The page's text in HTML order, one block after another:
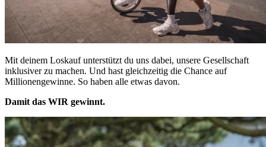
Mit deinem Loskauf unterstützt du uns dabei, unsere Gesellschaft
inklusiver zu machen. Und hast gleichzeitig die Chance auf
Millionengewinne. So haben alle etwas davon.
Damit das WIR gewinnt.